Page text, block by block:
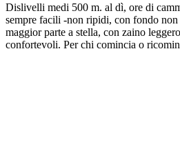
Dislivelli medi 500 m. al dì, ore di
sempre facili -non ripidi, con fondo non
maggior parte a stella, con zaino
confortevoli. Per chi comincia o